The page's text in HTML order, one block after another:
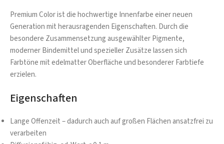
Premium Color ist die hochwertige Innenfarbe einer neuen
Generation mit herausragenden Eigenschaften. Durch die
besondere Zusammensetzung ausgewählter Pigmente,
moderner Bindemittel und spezieller Zusätze lassen sich
Farbtöne mit edelmatter Oberfläche und besonderer Farbtiefe
erzielen.
Eigenschaften
Lange Offenzeit – dadurch auch auf großen Flächen ansatzfrei zu
verarbeiten